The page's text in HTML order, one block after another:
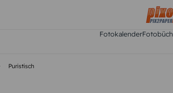
Fotokalender
Puristisch